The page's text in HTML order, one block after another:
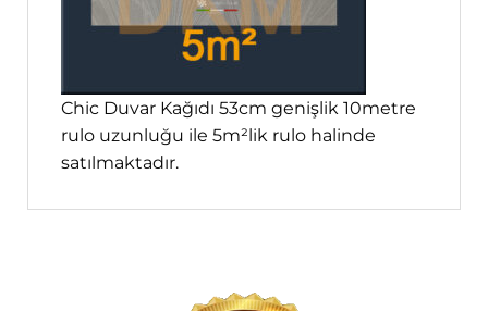
Chic Duvar Kağıdı 53cm genişlik 10metre
rulo uzunluğu ile 5m²lik rulo halinde
satılmaktadır.